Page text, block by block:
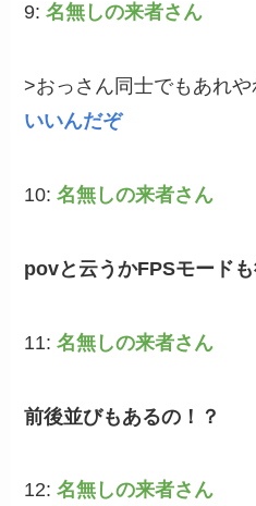
9:名無しの来者さん
>おっさん同士でもあれ
いいんだぞ
10:名無しの来者さん
povと云うかFPSモード
11:名無しの来者さん
前後並びもあるの！？
12:名無しの来者さん